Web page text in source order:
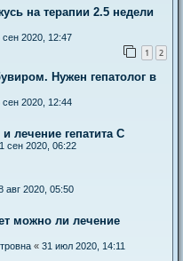
на терапии 2.5 недели
сен 2020, 12:47
1 2
Нужен гепатолог в
сен 2020, 12:44
лечение гепатита С
сен 2020, 06:22
авг 2020, 05:50
можно ли лечение
« 31 июл 2020, 14:11